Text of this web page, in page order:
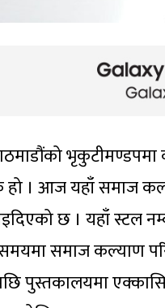
भृकुटीमण्डपमा
। आज यहाँ समाज
छ । यहाँ स्टल
समयमा समाज कल्याण
पुस्तकालयमा